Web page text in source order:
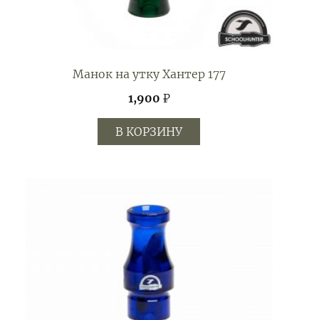
Манок на утку Хантер 177
1,900 ₽
В КОРЗИНУ